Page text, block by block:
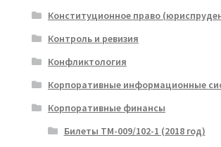
Конституционное право
Контроль и ревизия
Конфликтология
Корпоративные информационные
Корпоративные финансы
Билеты ТМ-009/102-1 (2018 год)